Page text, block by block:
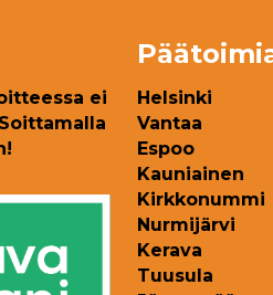
ei
Helsinki
Vantaa
Espoo
Kauniainen
Kirkkonummi
Nurmijärvi
Kerava
Tuusula